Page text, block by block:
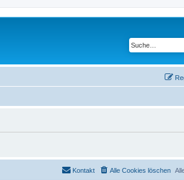
Alle Cookies löschen
Kontakt